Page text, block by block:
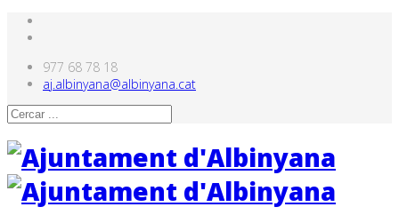
977 68 78 18
aj.albinyana@albinyana.cat